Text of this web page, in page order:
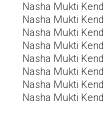
Nasha Mukti
Nasha Mukti
Nasha Mukti
Nasha Mukti
Nasha Mukti
Nasha Mukti
Nasha Mukti
Nasha Mukti